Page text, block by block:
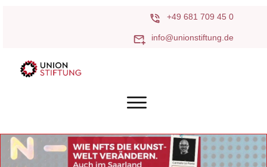
+49 681 709 45 0
info@unionstiftung.de